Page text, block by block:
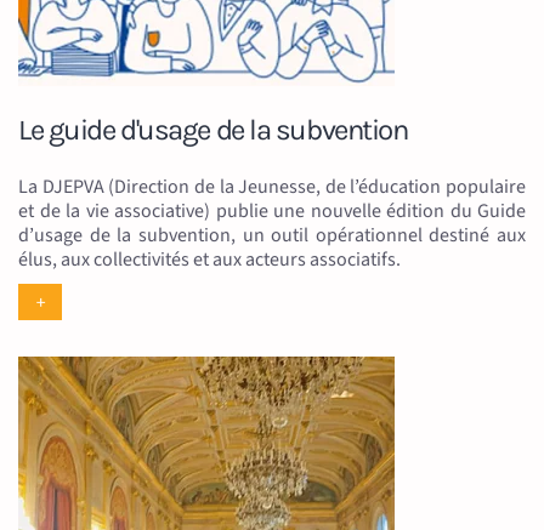
Le guide d'usage de la subvention
La DJEPVA (Direction de la Jeunesse, de l’éducation populaire
et de la vie associative) publie une nouvelle édition du Guide
d’usage de la subvention, un outil opérationnel destiné aux
élus, aux collectivités et aux acteurs associatifs.
+